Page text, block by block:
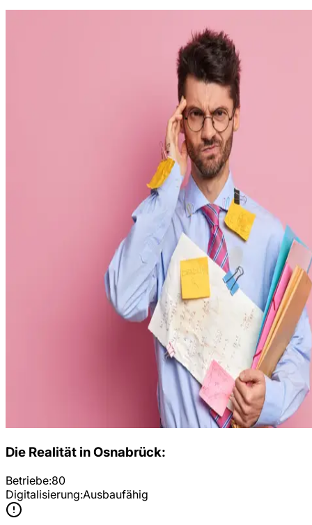
Die Realität inOsnabrück:
Betriebe:80
Digitalisierung:Ausbaufähig